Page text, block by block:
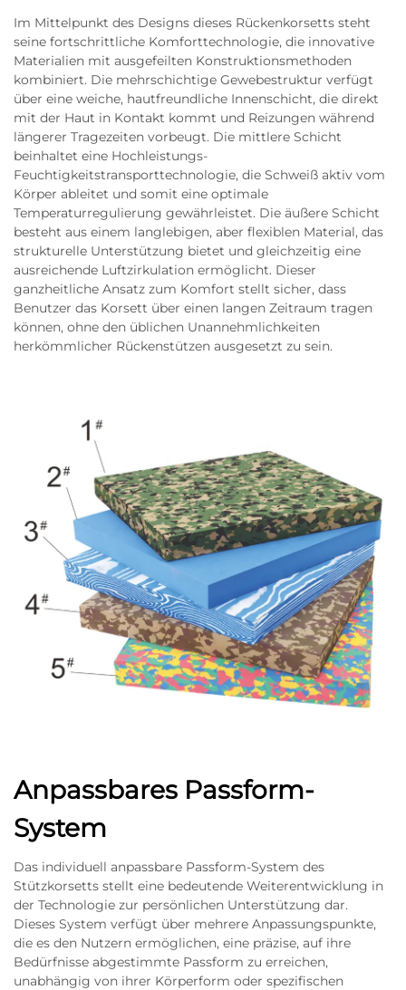
Im Mittelpunkt des Designs dieses Rückenkorsetts steht
seine fortschrittliche Komforttechnologie, die innovative
Materialien mit ausgefeilten Konstruktionsmethoden
kombiniert. Die mehrschichtige Gewebestruktur verfügt
über eine weiche, hautfreundliche Innenschicht, die direkt
mit der Haut in Kontakt kommt und Reizungen während
längerer Tragezeiten vorbeugt. Die mittlere Schicht
beinhaltet eine Hochleistungs-
Feuchtigkeitstransporttechnologie, die Schweiß aktiv vom
Körper ableitet und somit eine optimale
Temperaturregulierung gewährleistet. Die äußere Schicht
besteht aus einem langlebigen, aber flexiblen Material, das
strukturelle Unterstützung bietet und gleichzeitig eine
ausreichende Luftzirkulation ermöglicht. Dieser
ganzheitliche Ansatz zum Komfort stellt sicher, dass
Benutzer das Korsett über einen langen Zeitraum tragen
können, ohne den üblichen Unannehmlichkeiten
herkömmlicher Rückenstützen ausgesetzt zu sein.
Anpassbares Passform-
System
Das individuell anpassbare Passform-System des
Stützkorsetts stellt eine bedeutende Weiterentwicklung in
der Technologie zur persönlichen Unterstützung dar.
Dieses System verfügt über mehrere Anpassungspunkte,
die es den Nutzern ermöglichen, eine präzise, auf ihre
Bedürfnisse abgestimmte Passform zu erreichen,
unabhängig von ihrer Körperform oder spezifischen